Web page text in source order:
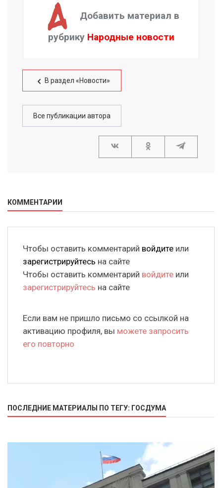
Добавить материал в
рубрику Народные новости
В раздел «Новости»
Все публикации автора
КОММЕНТАРИИ
Чтобы оставить комментарий войдите или
зарегистрируйтесь на сайте
Чтобы оставить комментарий войдите или
зарегистрируйтесь на сайте
Если вам не пришло письмо со ссылкой на
активацию профиля, вы можете запросить
его повторно
ПОСЛЕДНИЕ МАТЕРИАЛЫ ПО ТЕГУ: ГОСДУМА